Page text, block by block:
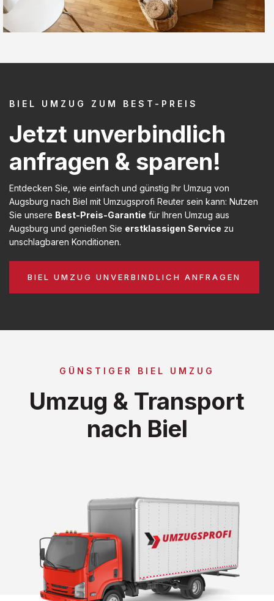
BIEL UMZUG ZUM BEST-PREIS
Jetzt unverbindlich
anfragen & sparen!
Entdecken Sie, wie einfach und günstig Ihr Umzug von
Augsburg nach Biel mit Umzugsprofi Reuter sein kann: Nutzen
Sie unsere Best-Preis-Garantie für Ihren Umzug aus
Augsburg und genießen Sie erstklassigen Service zu
unschlagbaren Konditionen.
BIEL UMZUG UNVERBINDLICH ANFRAGEN
GÜNSTIGER BIEL UMZUG
Umzug & Transport
nach Biel